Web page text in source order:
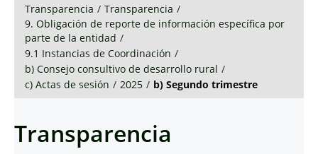
Transparencia / Transparencia /
9. Obligación de reporte de información específica por
parte de la entidad /
9.1 Instancias de Coordinación /
b) Consejo consultivo de desarrollo rural /
c) Actas de sesión / 2025 / b) Segundo trimestre
Transparencia